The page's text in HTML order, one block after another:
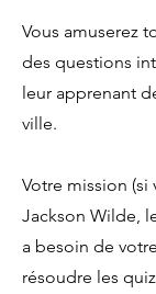
Vous amuserez
des questions
leur apprenant
ville.
Votre mission (si
Jackson Wilde,
a besoin de
résoudre les